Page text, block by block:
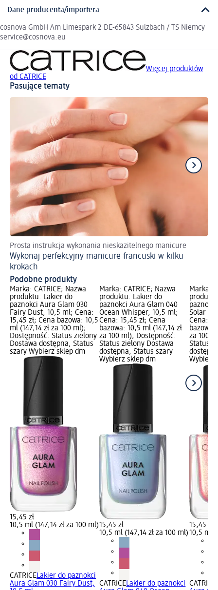
Dane producenta/importera
cosnova GmbH Am Limespark 2 DE-65843 Sulzbach / TS Niemcy
service@cosnova.eu
Więcej produktów
od CATRICE
Pasujące tematy
Prosta instrukcja wykonania nieskazitelnego manicure
Wykonaj perfekcyjny manicure francuski w kilku
krokach
Podobne produkty
Marka: CATRICE; Nazwa
produktu: Lakier do
paznokci Aura Glam 030
Fairy Dust, 10,5 ml; Cena:
15,45 zł; Cena bazowa: 10,5
ml (147,14 zł za 100 ml);
Dostępność: Status zielony
Dostawa dostępna, Status
szary Wybierz sklep dm
15,45 zł
10,5 ml (147,14 zł za 100 ml)
CATRICELakier do paznokci
Aura Glam 030 Fairy Dust,
Marka: CATRICE; Nazwa
produktu: Lakier do
paznokci Aura Glam 040
Ocean Whisper, 10,5 ml;
Cena: 15,45 zł; Cena
bazowa: 10,5 ml (147,14 zł
za 100 ml); Dostępność:
Status zielony Dostawa
dostępna, Status szary
Wybierz sklep dm
15,45 zł
10,5 ml (147,14 zł za 100 ml)
CATRICELakier do paznokci
Marka:
Solar
Cena:
bazowa:
za 100
Status
Wybierz
15,45 zł
10,5 ml
CATRICE